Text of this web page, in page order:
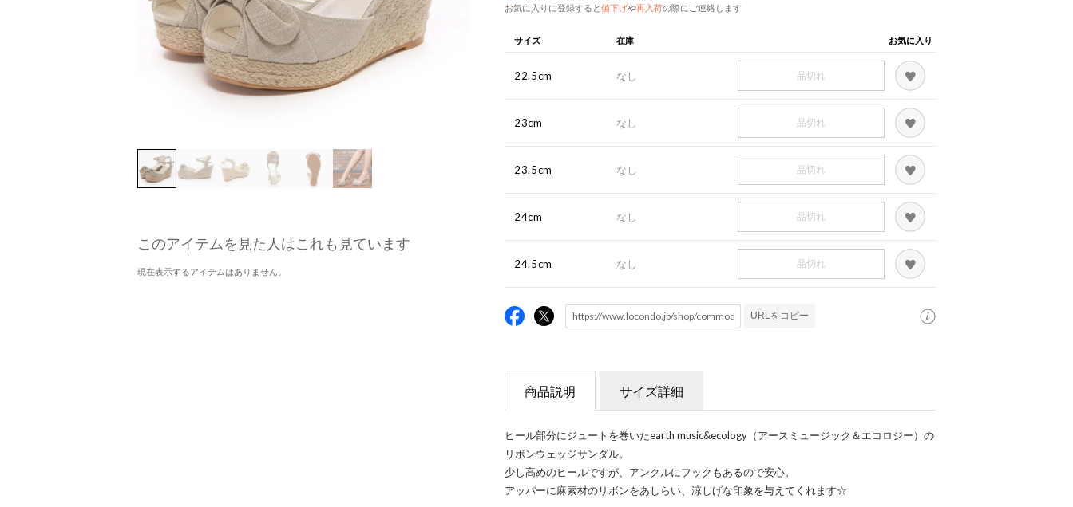
このアイテムを見た人はこれも見ています
現在表示するアイテムはありません。
お気に入りに登録すると値下げや再入荷の際にご連絡します
サイズ 在庫 お気に入り
22.5cm なし 品切れ
23cm なし 品切れ
23.5cm なし 品切れ
24cm なし 品切れ
24.5cm なし 品切れ
URLをコピー
商品説明 サイズ詳細
ヒール部分にジュートを巻いたearth music&ecology（アースミュージック＆エコロジー）の
リボンウェッジサンダル。
少し高めのヒールですが、アンクルにフックもあるので安心。
アッパーに麻素材のリボンをあしらい、涼しげな印象を与えてくれます☆